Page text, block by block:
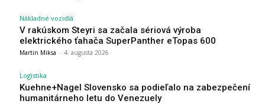
Nákladné vozidlá
V rakúskom Steyri sa začala sériová výroba
elektrického ťahača SuperPanther eTopas 600
Martin Miksa - 4. augusta 2026
Logistika
Kuehne+Nagel Slovensko sa podieľalo na zabezpečení
humanitárneho letu do Venezuely